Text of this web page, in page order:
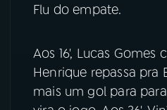
Flu do empate.
Aos 16', Lucas Gomes
Henrique repassa pra
mais um gol para